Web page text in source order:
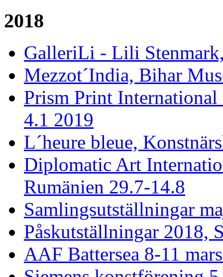
2018
GalleriLi - Lili
Mezzot´India, Bihar
Prism Print
4.1 2019
L´heure bleue,
Diplomatic Art
Rumänien 29.7-14.8
Samlingsutställningar
Påskutställningar 2018,
AAF Battersea 8-11